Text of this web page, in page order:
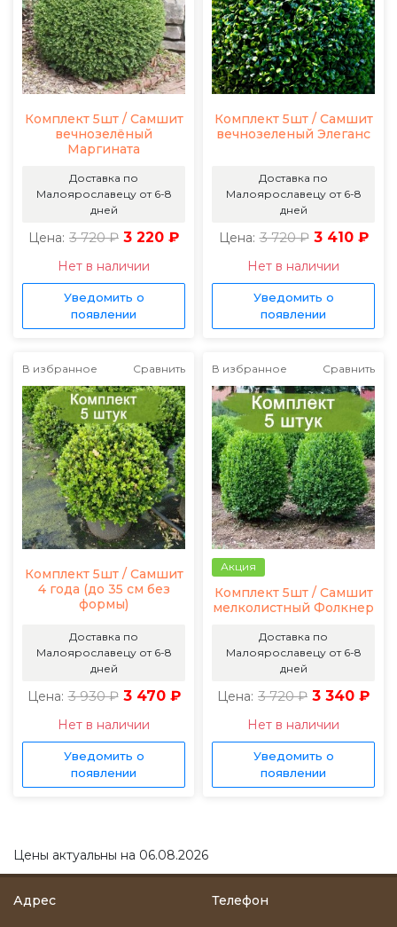
Комплект 5шт / Самшит
вечнозелёный
Маргината
Доставка по
Малоярославецу от 6-8
дней
Цена: 3 720 ₽ 3 220 ₽
Нет в наличии
Уведомить о
появлении
Комплект 5шт / Самшит
вечнозеленый Элеганс
Доставка по
Малоярославецу от 6-8
дней
Цена: 3 720 ₽ 3 410 ₽
Нет в наличии
Уведомить о
появлении
В избранное Сравнить
Комплект 5шт / Самшит
4 года (до 35 см без
формы)
Доставка по
Малоярославецу от 6-8
дней
Цена: 3 930 ₽ 3 470 ₽
Нет в наличии
Уведомить о
появлении
В избранное Сравнить
Акция
Комплект 5шт / Самшит
мелколистный Фолкнер
Доставка по
Малоярославецу от 6-8
дней
Цена: 3 720 ₽ 3 340 ₽
Нет в наличии
Уведомить о
появлении
Цены актуальны на 06.08.2026
Адрес Телефон